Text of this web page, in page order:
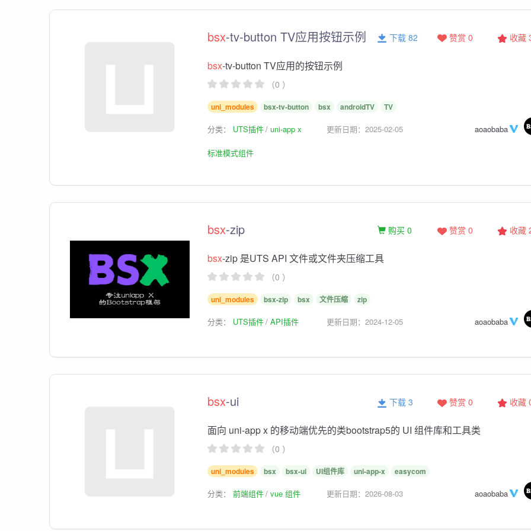
bsx-tv-button TV应用按钮示例 收藏
赞赏 0
下载 82
bsx-tv-button TV应用的按钮示例
（0 ）
uni_modules bsx-tv-button bsx androidTV TV
分类： UTS插件 uni-app x
标准模式组件
更新日期：2025-02-05 aoaobaba
bsx-zip 收藏
赞赏 0
购买 0
bsx-zip 是UTS API 文件或文件夹压缩工具
（0 ）
uni_modules bsx-zip bsx 文件压缩 zip
分类： UTS插件 API插件 更新日期：2024-12-05 aoaobaba
bsx-ui 收藏
赞赏 0
下载 3
面向 uni-app x 的移动端优先的类bootstrap5的 UI 组件库和工具类
（0 ）
uni_modules bsx bsx-ui UI组件库 uni-app-x easycom
分类： 前端组件 vue 组件 更新日期：2026-08-03 aoaobaba